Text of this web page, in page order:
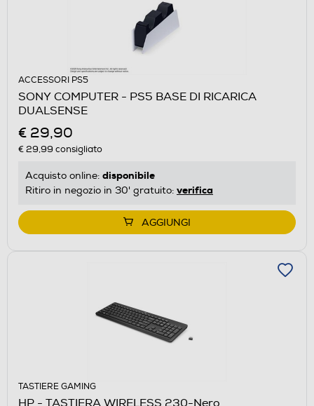
ACCESSORI PS5
SONY COMPUTER - PS5 BASE DI RICARICA
DUALSENSE
€ 29,90
€ 29,99 consigliato
Acquisto online: disponibile
Ritiro in negozio in 30' gratuito: verifica
AGGIUNGI
TASTIERE GAMING
HP - TASTIERA WIRELESS 230-Nero